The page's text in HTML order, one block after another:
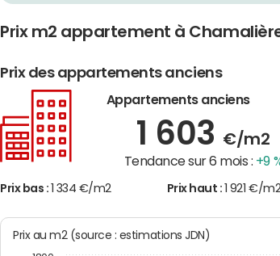
Prix m2 appartement à
Prix des appartements anciens
Appartements anciens
1 603 €/m2
Tendance sur 6 mois : +9
Prix bas : 1 334 €/m2 Prix haut : 1 921 €/m2
Prix au m2 (source : estimations JDN)